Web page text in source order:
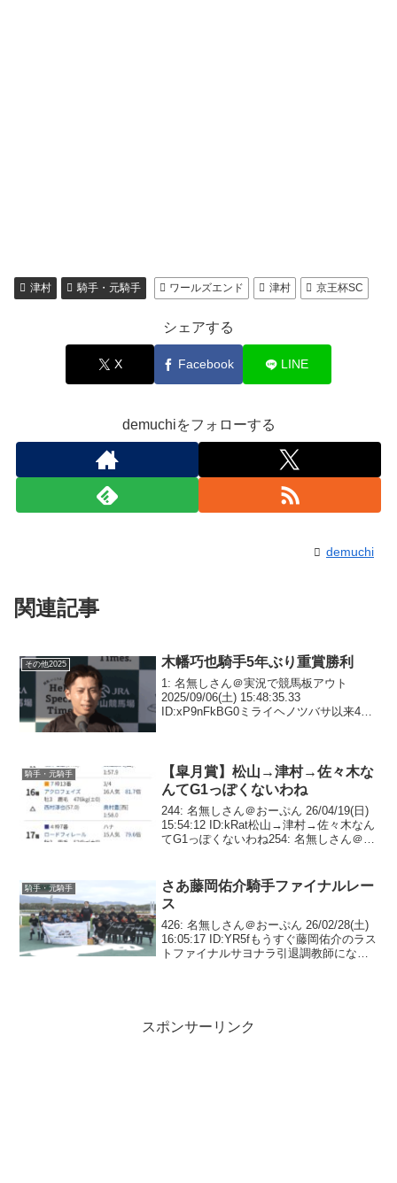
津村 騎手・元騎手 ワールズエンド 津村 京王杯SC
シェアする
X Facebook LINE
demuchiをフォローする
demuchi
関連記事
その他2025 木幡巧也騎手5年ぶり重賞勝利
1: 名無しさん＠実況で競馬板アウト
2025/09/06(土) 15:48:35.33
ID:xP9nFkBG0ミライヘノツバサ以来46:
騎手・元騎手
【皐月賞】松山→津村→佐々木な
んてG1っぽくないわね
244: 名無しさん＠おーぷん 26/04/19(日)
15:54:12 ID:kRat松山→津村→佐々木なん
てG1っぽくないわね254: 名無しさん＠お
騎手・元騎手
さあ藤岡佑介騎手ファイナルレー
ス
426: 名無しさん＠おーぷん 26/02/28(土)
16:05:17 ID:YR5fもうすぐ藤岡佑介のラス
トファイナルサヨナラ引退調教師になっ
スポンサーリンク